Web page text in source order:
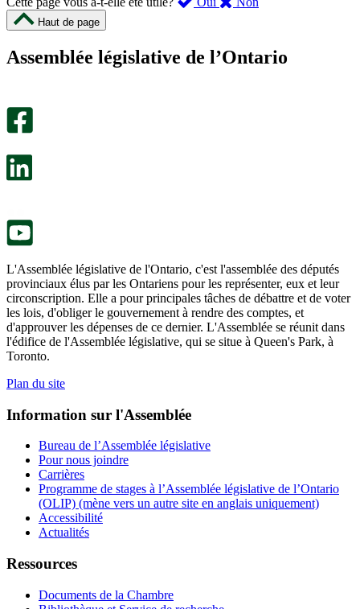
été
m’a
Haut de page
Assemblée législative de l’Ontario
L'Assemblée législative de l'Ontario, c'est l'assemblée des députés
provinciaux élus par les Ontariens pour les représenter, eux et leur
circonscription. Elle a pour principales tâches de débattre et de voter
les lois, d'obliger le gouvernement à rendre des comptes, et
d'approuver les dépenses de ce dernier. L'Assemblée se réunit dans
l'édifice de l'Assemblée législative, qui se situe à Queen's Park, à
Toronto.
Plan du site
Information sur l'Assemblée
Bureau de l’Assemblée législative
Pour nous joindre
Carrières
Programme de stages à l’Assemblée législative de l’Ontario
(OLIP) (mène vers un autre site en anglais uniquement)
Accessibilité
Actualités
Ressources
Documents de la Chambre